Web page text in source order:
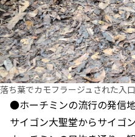
落ち葉でカモフラージュされた入
●ホーチミンの流行の発信
サイゴン大聖堂からサイゴ